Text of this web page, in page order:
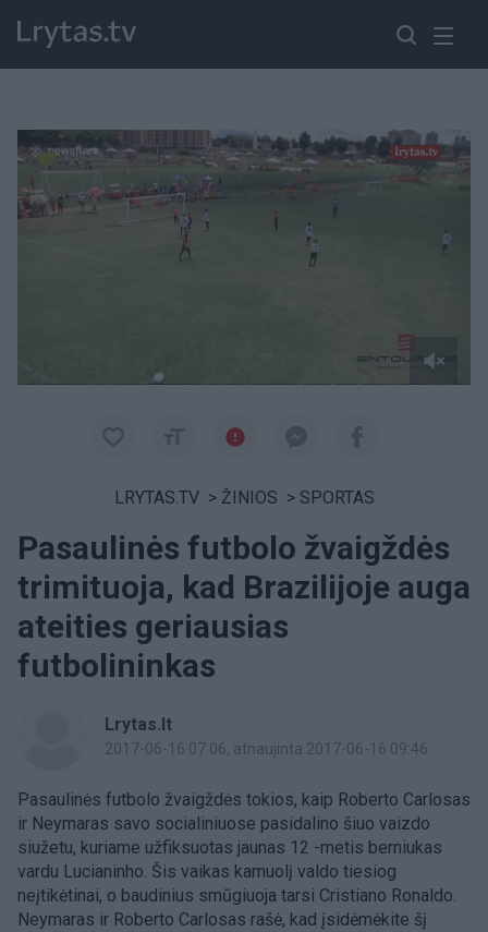
Paremkite Ukrainą
LRYTAS.TV > ŽINIOS > SPORTAS
Pasaulinės futbolo žvaigždės
trimituoja, kad Brazilijoje auga
ateities geriausias
futbolininkas
Lrytas.lt
2017-06-16 07:06, atnaujinta 2017-06-16 09:46
Pasaulinės futbolo žvaigždės tokios, kaip Roberto Carlosas
ir Neymaras savo socialiniuose pasidalino šiuo vaizdo
siužetu, kuriame užfiksuotas jaunas 12 -metis berniukas
vardu Lucianinho. Šis vaikas kamuolį valdo tiesiog
neįtikėtinai, o baudinius smūgiuoja tarsi Cristiano Ronaldo.
Neymaras ir Roberto Carlosas rašė, kad įsidėmėkite šį